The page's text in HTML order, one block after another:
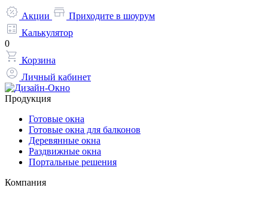
Акции
Приходите в шоурум
Калькулятор
0
Корзина
Личный кабинет
Продукция
Готовые окна
Готовые окна для балконов
Деревянные окна
Раздвижные окна
Портальные решения
Компания